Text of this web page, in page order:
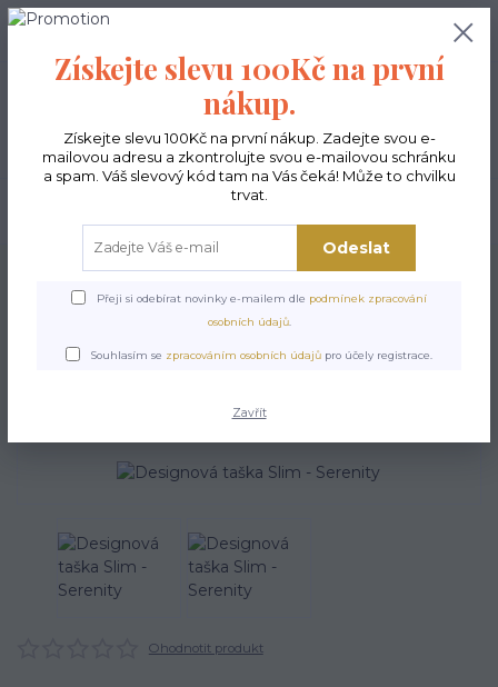
0,00 Kč
Kabelky ekologické Kabelky střední
Designová taška Slim -
Ohodnotit produkt
Získejte slevu 100Kč na první
nákup.
Získejte slevu 100Kč na první nákup. Zadejte svou e-
mailovou adresu a zkontrolujte svou e-mailovou schránku
a spam. Váš slevový kód tam na Vás čeká! Může to chvilku
trvat.
Odeslat
Přeji si odebírat novinky e-mailem dle podmínek zpracování
osobních údajů.
Souhlasím se zpracováním osobních údajů pro účely registrace.
Zavřít